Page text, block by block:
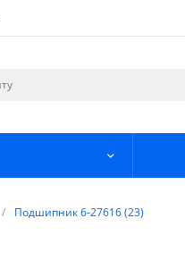
/ Подшипник 6-27616 (23)